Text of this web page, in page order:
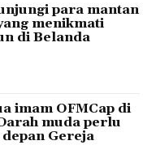
para mantan
menikmati
di Belanda
imam OFMCap di
muda perlu
Gereja